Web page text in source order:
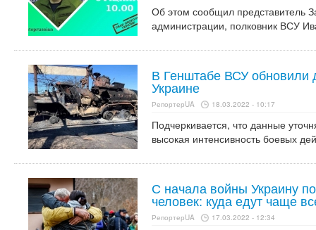
Об этом сообщил представитель
администрации, полковник ВСУ
В Генштабе ВСУ обновили
Украине
РепортерUA 18.03.2022 - 10:17
Подчеркивается, что данные
высокая интенсивность боевых
С начала войны Украину
человек: куда едут чаще
РепортерUA 17.03.2022 - 12:34